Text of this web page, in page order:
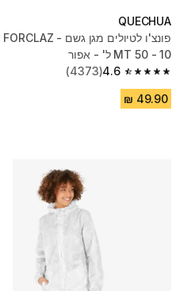
QUECHUA
פונצ'ו לטיולים מגן גשם - FORCLAZ
MT 50 - 10 ל' - אפור
4.6
4.6 out of 5 stars from 4373 reviews
(4373)